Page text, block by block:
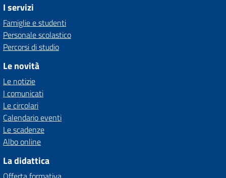
I servizi
Famiglie e studenti
Personale scolastico
Percorsi di studio
Le novità
Le notizie
I comunicati
Le circolari
Calendario eventi
Le scadenze
Albo online
La didattica